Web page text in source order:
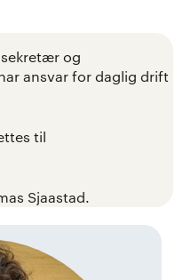
og
ansvar for daglig drift
til
Sjaastad.